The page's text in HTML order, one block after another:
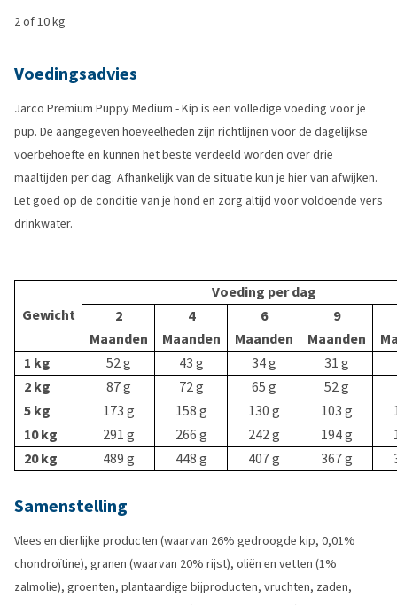
2 of 10 kg
Voedingsadvies
Jarco Premium Puppy Medium - Kip is een volledige voeding voor je
pup. De aangegeven hoeveelheden zijn richtlijnen voor de dagelijkse
voerbehoefte en kunnen het beste verdeeld worden over drie
maaltijden per dag. Afhankelijk van de situatie kun je hier van afwijken.
Let goed op de conditie van je hond en zorg altijd voor voldoende vers
drinkwater.
Gewicht
Voeding per dag
2
Maanden
4
Maanden
6
Maanden
9
Maanden
1 kg
52 g 43 g 34 g 31 g
2 kg
87 g 72 g 65 g 52 g
5 kg
173 g 158 g 130 g 103 g
10 kg
291 g 266 g 242 g 194 g
20 kg
489 g 448 g 407 g 367 g
Samenstelling
Vlees en dierlijke producten (waarvan 26% gedroogde kip, 0,01%
chondroïtine), granen (waarvan 20% rijst), oliën en vetten (1%
zalmolie), groenten, plantaardige bijproducten, vruchten, zaden,